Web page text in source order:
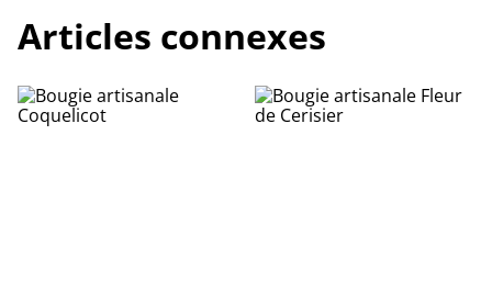
Articles connexes